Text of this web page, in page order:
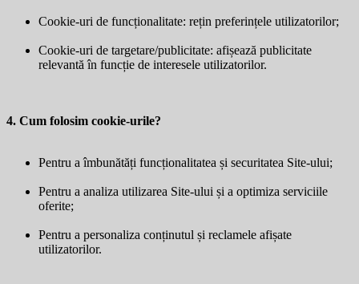
Cookie-uri de funcționalitate: rețin preferințele utilizatorilor;
Cookie-uri de targetare/publicitate: afișează publicitate
relevantă în funcție de interesele utilizatorilor.
4. Cum folosim cookie-urile?
Pentru a îmbunătăți funcționalitatea și securitatea Site-ului;
Pentru a analiza utilizarea Site-ului și a optimiza serviciile
oferite;
Pentru a personaliza conținutul și reclamele afișate
utilizatorilor.